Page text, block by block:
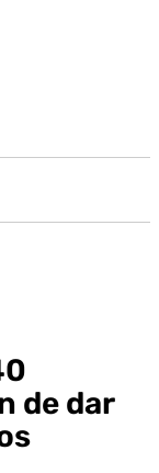
de dar